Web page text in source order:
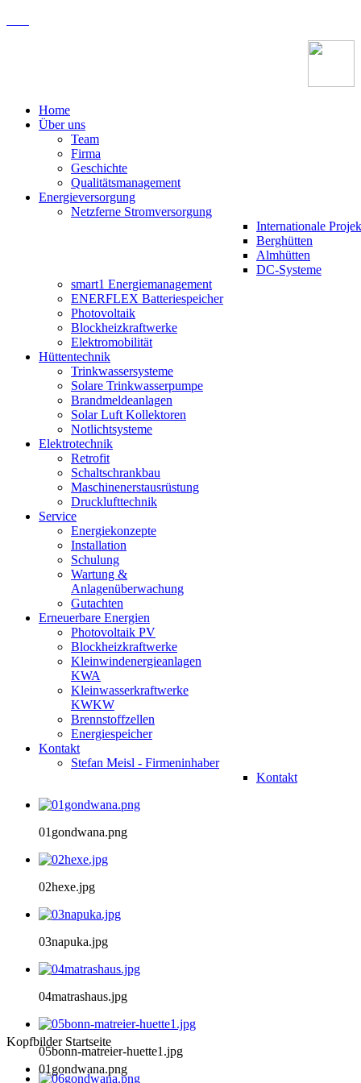
Home
Über uns
Team
Firma
Geschichte
Qualitätsmanagement
Energieversorgung
Netzferne Stromversorgung
Internationale
Berghütten
Almhütten
DC-Systeme
smart1 Energiemanagement
ENERFLEX Batteriespeicher
Photovoltaik
Blockheizkraftwerke
Elektromobilität
Hüttentechnik
Trinkwassersysteme
Solare Trinkwasserpumpe
Brandmeldeanlagen
Solar Luft Kollektoren
Notlichtsysteme
Elektrotechnik
Retrofit
Schaltschrankbau
Maschinenerstausrüstung
Drucklufttechnik
Service
Energiekonzepte
Installation
Schulung
Wartung &
Anlagenüberwachung
Gutachten
Erneuerbare Energien
Photovoltaik PV
Blockheizkraftwerke
Kleinwindenergieanlagen
KWA
Kleinwasserkraftwerke
KWKW
Brennstoffzellen
Energiespeicher
Kontakt
Stefan Meisl - Firmeninhaber
Kontakt
01gondwana.png
02hexe.jpg
03napuka.jpg
04matrashaus.jpg
05bonn-matreier-huette1.jpg
Kopfbilder Startseite
01gondwana.png